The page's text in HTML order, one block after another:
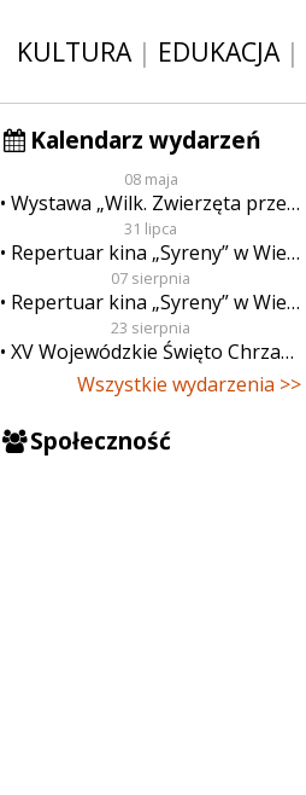
KULTURA| EDUKACJA|
Kalendarz wydarzeń
08 maja
Wystawa „Wilk. Zwierzęta przeklęte”
31 lipca
Repertuar kina „Syreny” w Wieluniu w dn. od 31 lipca do 6 sierpnia
07 sierpnia
Repertuar kina „Syreny” w Wieluniu w dn. od 7 do 13 sierpnia
23 sierpnia
XV Wojewódzkie Święto Chrzanu
Wszystkie wydarzenia >>
Społeczność